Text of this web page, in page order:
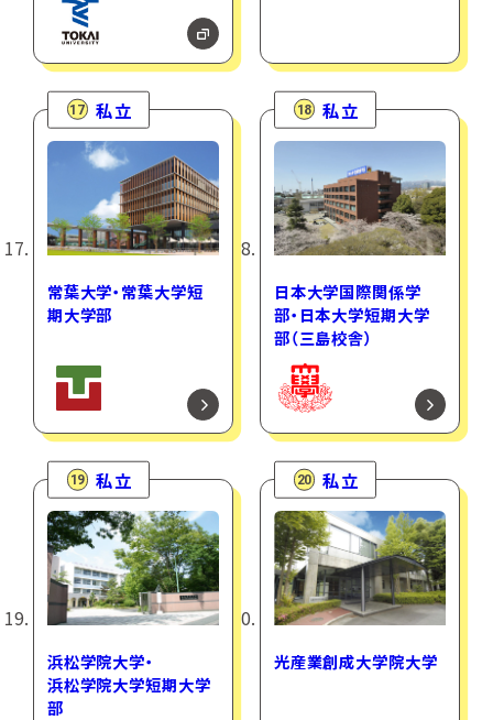
17 私立
常葉大学・常葉大学短
期大学部
18 私立
日本大学国際関係学
部・日本大学短期大学
部（三島校舎）
19 私立
浜松学院大学・
浜松学院大学短期大学
部
20 私立
光産業創成大学院大学